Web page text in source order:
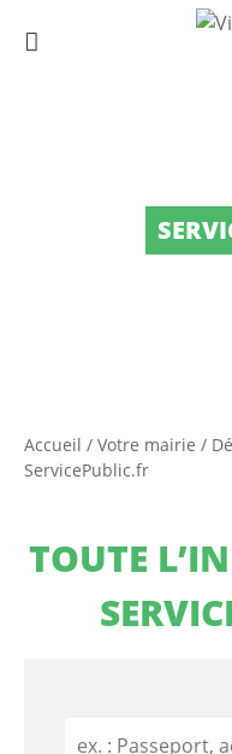
Accueil / Votre mairie /
ServicePublic.fr
TOUTE